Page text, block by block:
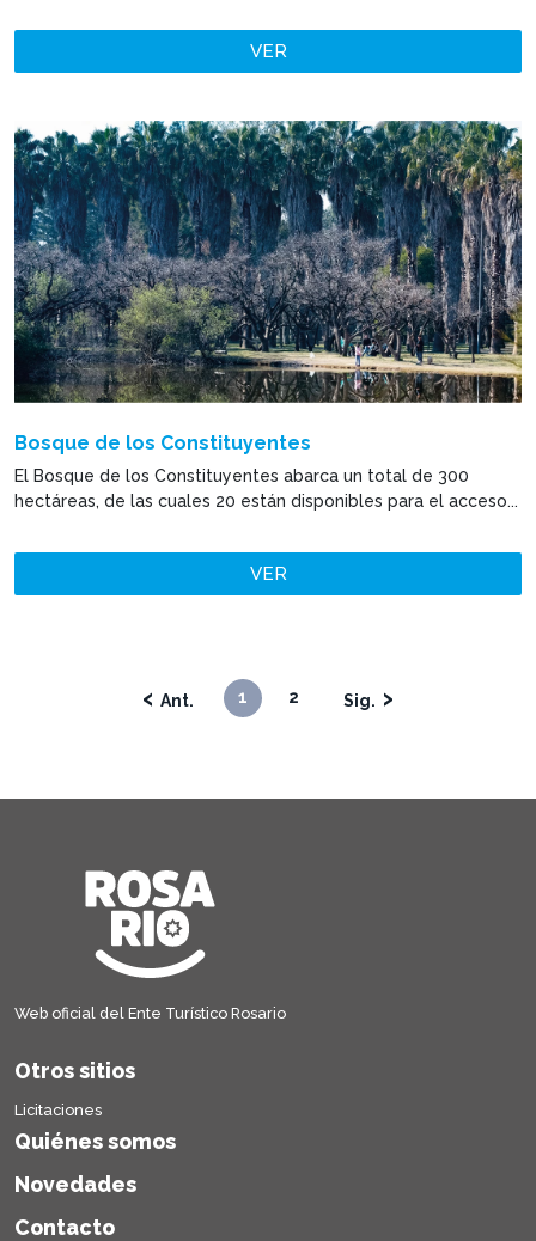
VER
Bosque de los Constituyentes
El Bosque de los Constituyentes abarca un total de 300
hectáreas, de las cuales 20 están disponibles para el acceso...
VER
‹ 1 2 ›
Web oficial del Ente Turístico Rosario
Otros sitios
Licitaciones
Quiénes somos
Novedades
Contacto